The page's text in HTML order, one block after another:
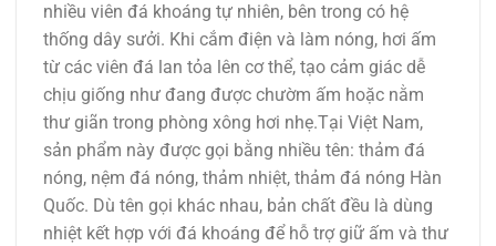
nhiều viên đá khoáng tự nhiên, bên trong có hệ
thống dây sưởi. Khi cắm điện và làm nóng, hơi ấm
từ các viên đá lan tỏa lên cơ thể, tạo cảm giác dễ
chịu giống như đang được chườm ấm hoặc nằm
thư giãn trong phòng xông hơi nhẹ.Tại Việt Nam,
sản phẩm này được gọi bằng nhiều tên: thảm đá
nóng, nệm đá nóng, thảm nhiệt, thảm đá nóng Hàn
Quốc. Dù tên gọi khác nhau, bản chất đều là dùng
nhiệt kết hợp với đá khoáng để hỗ trợ giữ ấm và thư